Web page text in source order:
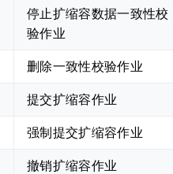
停止扩缩容数据一致性校
验作业
删除一致性校验作业
提交扩缩容作业
强制提交扩缩容作业
撤销扩缩容作业